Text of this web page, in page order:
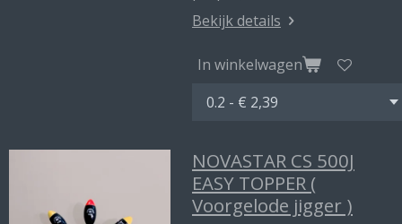
Bekijk details
In winkelwagen
NOVASTAR CS 500J
EASY TOPPER (
Voorgelode jigger )